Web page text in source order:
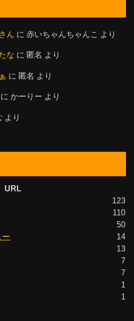
ん に赤いちゃんちゃんこ より
な に 匿名 より
に 匿名 より
にかーりー より
より
URL
123
110
50
ー
14
13
7
7
1
1